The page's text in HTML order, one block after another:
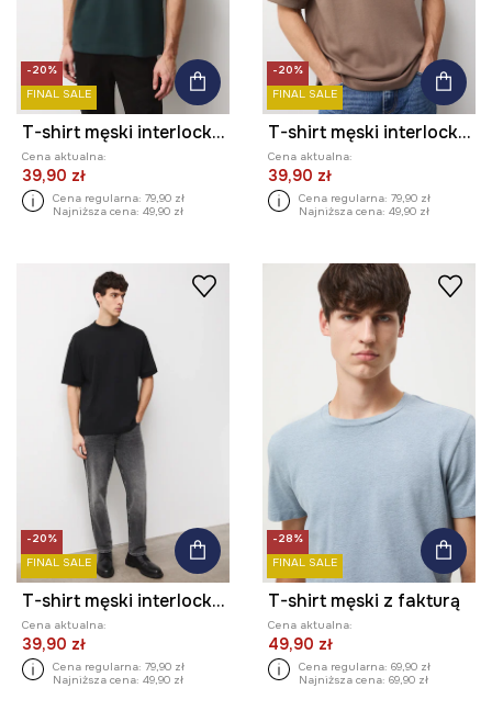
-20%
FINAL SALE
T-shirt męski interlock gładki
Cena aktualna:
39,90 zł
Cena regularna: 79,90 zł
Najniższa cena: 49,90 zł
-20%
FINAL SALE
T-shirt męski interlock gładki
Cena aktualna:
39,90 zł
Cena regularna: 79,90 zł
Najniższa cena: 49,90 zł
-20%
FINAL SALE
T-shirt męski interlock gładki
Cena aktualna:
39,90 zł
Cena regularna: 79,90 zł
Najniższa cena: 49,90 zł
-28%
FINAL SALE
T-shirt męski z fakturą
Cena aktualna:
49,90 zł
Cena regularna: 69,90 zł
Najniższa cena: 69,90 zł